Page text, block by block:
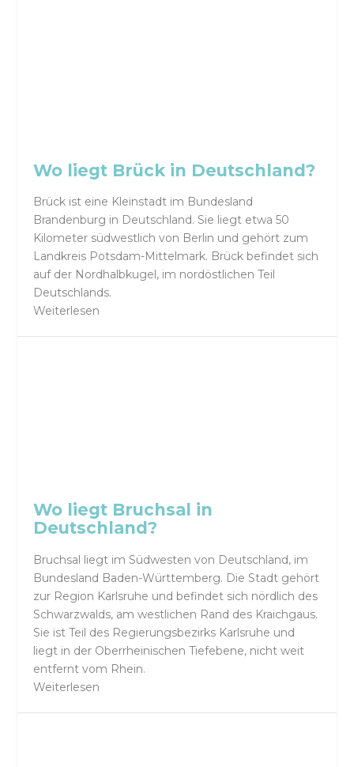
Wo liegt Brück in Deutschland?
Brück ist eine Kleinstadt im Bundesland
Brandenburg in Deutschland. Sie liegt etwa 50
Kilometer südwestlich von Berlin und gehört zum
Landkreis Potsdam-Mittelmark. Brück befindet sich
auf der Nordhalbkugel, im nordöstlichen Teil
Deutschlands.
Weiterlesen
Wo liegt Bruchsal in
Deutschland?
Bruchsal liegt im Südwesten von Deutschland, im
Bundesland Baden-Württemberg. Die Stadt gehört
zur Region Karlsruhe und befindet sich nördlich des
Schwarzwalds, am westlichen Rand des Kraichgaus.
Sie ist Teil des Regierungsbezirks Karlsruhe und
liegt in der Oberrheinischen Tiefebene, nicht weit
entfernt vom Rhein.
Weiterlesen